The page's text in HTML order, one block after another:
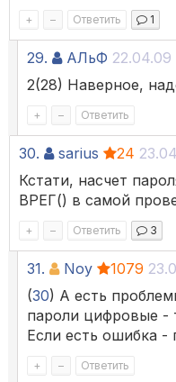
+ – Ответить 1
29. АЛьФ 22.04.09
2(28) Наверное,
+ – Ответить
30. sarius 24
Кстати, насчет
ВРЕГ() в самой
+ – Ответить 3
31. Noy 1079
(30) А есть
пароли цифровые -
Если есть ошибка
+ – Ответить